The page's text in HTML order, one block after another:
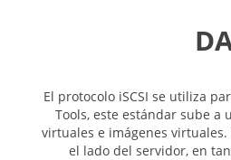
El protocolo iSCSI se utiliza
Tools, este estándar sube a
virtuales e imágenes virtuales.
el lado del servidor, en